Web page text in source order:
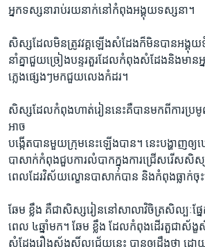
អ្នកទស្សនារាប់រយនាក់នៅកំពុងអង្គុយទស្សនា។
សិស្សដែលមិនត្រូវវគ្គឡើងសំដែងក៏មិនបានអង្គុយទំ
នាំគ្នាជួយច្រៀងបន្ទរតួរដែលកំពុងសំដែងនិងមា
ភ្លេងផ្សេងៗមកជួយលេងកំដរ។
សិស្សដែលកំពុងហាត់រៀននេះគឺបានមកពីការប្រមូ
អាច
បង្កើតបានមួយក្រុមនេះឡើងបាន។ នេះបង្ហាញឲ្
បាសាក់កំពុងជួបការលំបាកក្នុងការជ្រើសរើសសិស្
ពេលដែរវិស័យល្ខោនបាសាក់បាន និងកំពុងធ្លាក់ចុ
ឆែម ខ្លឹង គឺជាសិស្សរៀននៅសាលាវិចិត្រសិល្បៈផែ្
ពេល ៤ឆ្នាំមក។ ឆែម ខ្លឹង ដែលកំពុងដើរតួជាស័ង្
សំដែងរឿងស័ង្ខសិ៍ល្បជ័យនេះ បានឲ្យដឹងថា ដោយ